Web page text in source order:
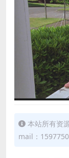
本站所有资
mail：